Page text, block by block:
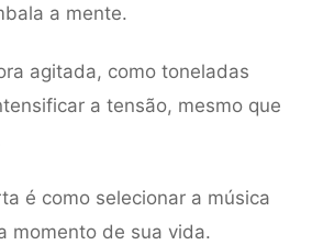
a mente.
agitada, como toneladas
a tensão, mesmo que
é como selecionar a música
momento de sua vida.